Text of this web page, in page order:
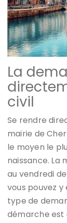
La
civil
Se rendre
mairie de
le moyen le
naissance. La
au vendredi de
vous pouvez
type de
démarche est